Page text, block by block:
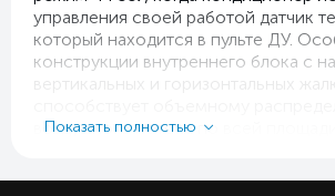
управления своей работой датчик
который находится в пульте ДУ.
конструкции внутреннего блока с
воздушного потока по всей
Показать полностью